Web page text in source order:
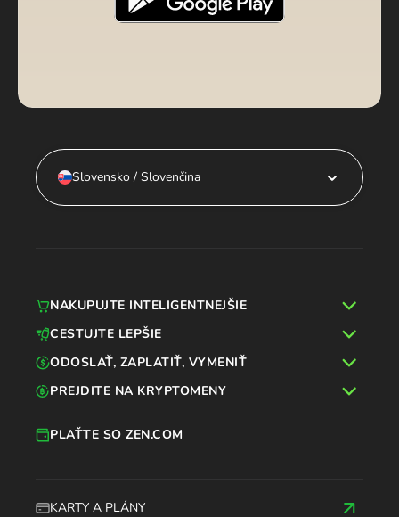
Slovensko / Slovenčina
KARTY A PLÁNY
PLAŤTE SO ZEN.COM
NAKUPUJTE INTELIGENTNEJŠIE
CESTUJTE LEPŠIE
ODOSLAŤ, ZAPLATIŤ, VYMENIŤ
PREJDITE NA KRYPTOMENY